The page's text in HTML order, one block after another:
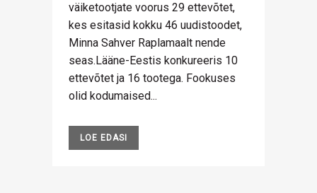
väiketootjate voorus 29 ettevõtet,
kes esitasid kokku 46 uudistoodet,
Minna Sahver Raplamaalt nende
seas.Lääne-Eestis konkureeris 10
ettevõtet ja 16 tootega. Fookuses
olid kodumaised...
LOE EDASI